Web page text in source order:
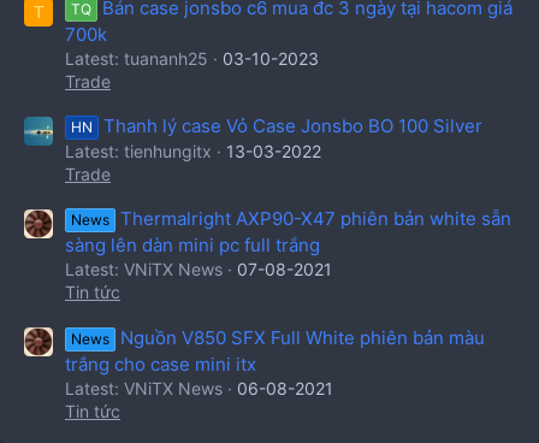
Riser đã đi kèm theo khi mua vỏ case mini itx JONSBO
thước chiều dài​
T TQ
Bán case jonsbo c6 mua đc 3 ngày tại hacom giá
700k
Latest: tuananh25
03-10-2023
Trade
HN Thanh lý case Vỏ Case Jonsbo BO 100 Silver
Latest: tienhungitx
13-03-2022
Trade
News
Thermalright AXP90-X47 phiên bản white sẵn
sàng lên dàn mini pc full trắng
Latest: VNiTX News
07-08-2021
Tin tức
News
Nguồn V850 SFX Full White phiên bản màu
trắng cho case mini itx
Latest: VNiTX News
06-08-2021
Tin tức